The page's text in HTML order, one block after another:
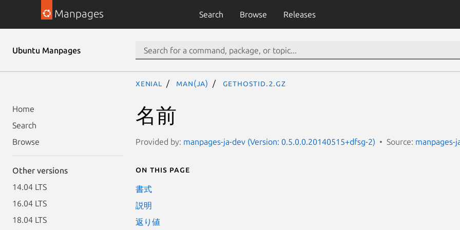
Manpages Search Browse Releases
Ubuntu Manpages
Home
Search
Browse
Other versions
14.04 LTS
16.04 LTS
18.04 LTS
xenial man(ja) gethostid.2.gz
名前
Provided by: manpages-ja-dev (Version: 0.5.0.0.20140515+dfsg-2) Source: manpages-
On this page
書式
説明
返り値